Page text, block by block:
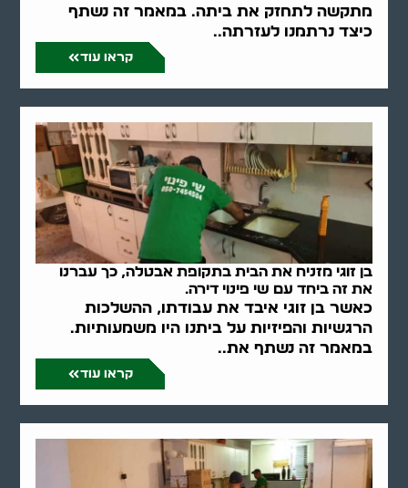
מתקשה לתחזק את ביתה. במאמר זה נשתף
כיצד נרתמנו לעזרתה..
קראו עוד
בן זוגי מזניח את הבית בתקופת אבטלה, כך עברנו
את זה ביחד עם שי פינוי דירה.
כאשר בן זוגי איבד את עבודתו, ההשלכות
הרגשיות והפיזיות על ביתנו היו משמעותיות.
במאמר זה נשתף את..
קראו עוד